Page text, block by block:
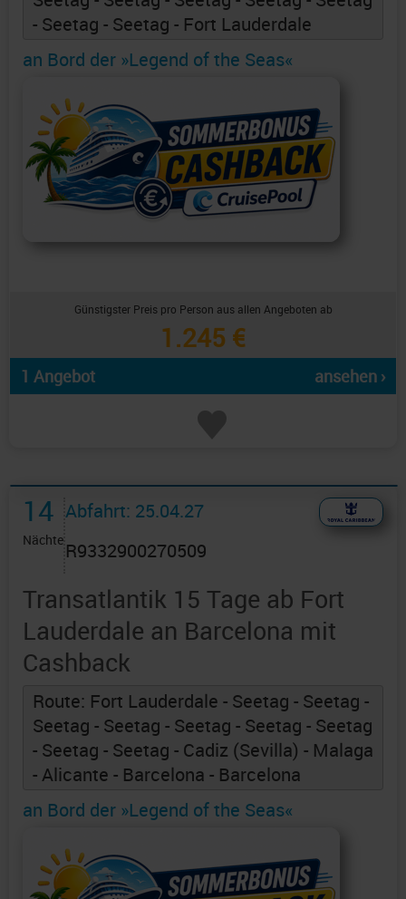
- Seetag - Seetag - Fort Lauderdale
an Bord der »Legend of the Seas«
Günstigster Preis pro Person aus allen Angeboten ab
1.245 €
1 Angebot ansehen ›
14
Nächte
Abfahrt: 25.04.27
R9332900270509
Transatlantik 15 Tage ab Fort
Lauderdale an Barcelona mit
Cashback
Route: Fort Lauderdale - Seetag - Seetag -
Seetag - Seetag - Seetag - Seetag - Seetag
- Seetag - Seetag - Cadiz (Sevilla) - Malaga
- Alicante - Barcelona - Barcelona
an Bord der »Legend of the Seas«